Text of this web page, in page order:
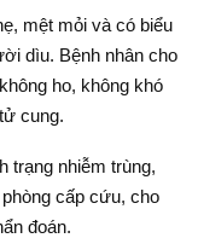
mệt mỏi và có biểu
dìu. Bệnh nhân cho
ho, không khó
cung.
trạng nhiễm trùng,
cấp cứu, cho
đoán.